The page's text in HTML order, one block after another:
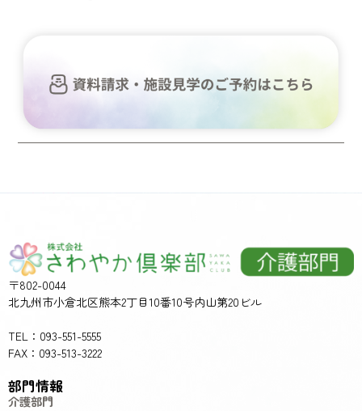
〒802-0044
北九州市小倉北区熊本2丁目10番10号内山第20ビル
TEL：093-551-5555
FAX：093-513-3222
部門情報
介護部門